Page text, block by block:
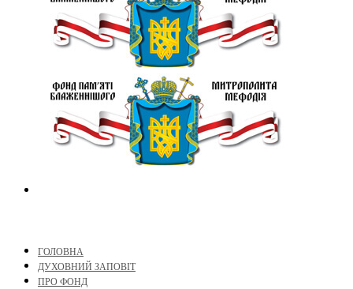
ГОЛОВНА
ДУХОВНИЙ ЗАПОВІТ
ПРО ФОНД